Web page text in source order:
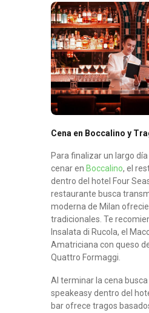
Cena en Boccalino y
Para finalizar un largo
cenar en Boccalino, el
dentro del hotel Four
restaurante busca
moderna de Milan
tradicionales. Te
Insalata di Rucola, el
Amatriciana con queso
Quattro Formaggi.
Al terminar la cena busca
speakeasy dentro del
bar ofrece tragos